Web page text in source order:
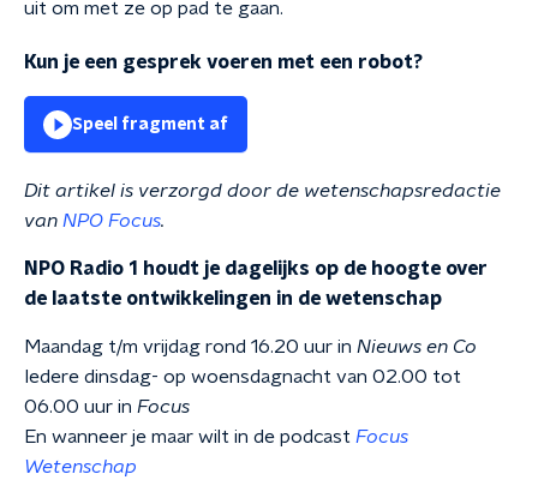
uit om met ze op pad te gaan.
Kun je een gesprek voeren met een robot?
Speel fragment af
Dit artikel is verzorgd door de wetenschapsredactie
van NPO Focus.
NPO Radio 1 houdt je dagelijks op de hoogte over
de laatste ontwikkelingen in de wetenschap
Maandag t/m vrijdag rond 16.20 uur in Nieuws en Co
Iedere dinsdag- op woensdagnacht van 02.00 tot
06.00 uur in Focus
En wanneer je maar wilt in de podcast Focus
Wetenschap